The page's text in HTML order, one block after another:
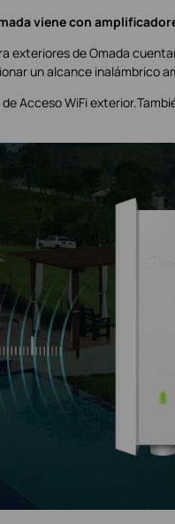
viene con
exteriores de Omada
un alcance inalámbrico
Acceso WiFi